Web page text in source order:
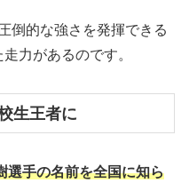
倒的な強さを発揮できる
力があるのです。
生王者に
選手の名前を全国に知ら